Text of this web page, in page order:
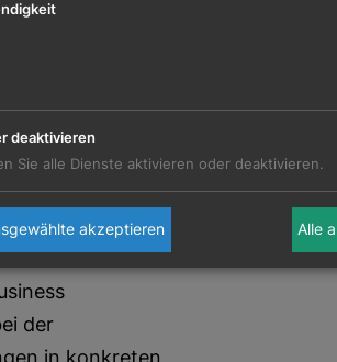
und steuerte
auch die
Certificate der
Fähigkeiten, eine
USA und
der
in konkreten
deaktivieren
Sie alle Dienste aktivieren oder deaktivieren.
akzeptieren Alle